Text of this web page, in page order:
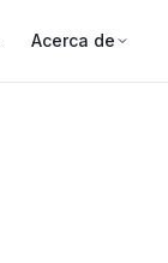
Acerca de